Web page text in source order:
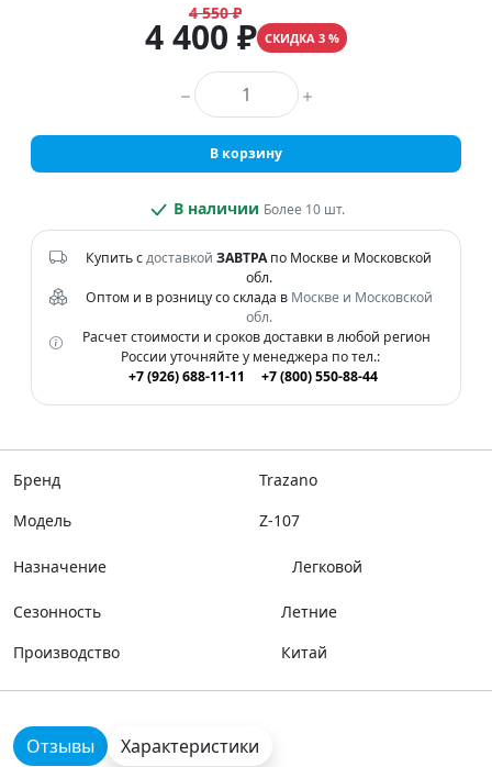
4 550 ₽
4 400 ₽ СКИДКА 3 %
Количество товара
В корзину
В наличии Более 10 шт.
Купить сдоставкой ЗАВТРАпо Москве и Московской
обл.
Оптом и в розницу со склада в Москве и Московской
обл.
Расчет стоимости и сроков доставки в любой регион
России уточняйте у менеджера по тел.:
+7 (926) 688-11-11
+7 (800) 550-88-44
Бренд
Trazano
Модель
Z-107
Назначение Легковой
Сезонность
Летние
Производство
Китай
Отзывы Характеристики